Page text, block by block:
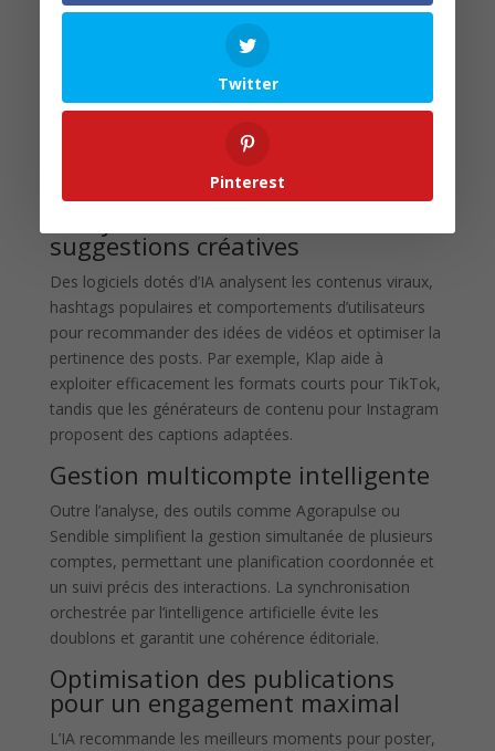
Exploiter l’intelligence artificielle pour booster
l’engagement sur TikTok et Instagram
TikTok et Instagram, en forte croissance, sont
devenus des terrains de jeu privilégiés où l’IA peut
amplifier considérablement l’impact de vos
publications. L’expertise technologique combinée à une
stratégie fine garantit une visibilité accrue et une
interaction profonde avec les communautés.
suggestions créatives
Des logiciels dotés d’IA analysent les contenus viraux,
hashtags populaires et comportements d’utilisateurs
pour recommander des idées de vidéos et optimiser la
pertinence des posts. Par exemple, Klap aide à
exploiter efficacement les formats courts pour TikTok,
tandis que les générateurs de contenu pour Instagram
proposent des captions adaptées.
Gestion multicompte intelligente
Outre l’analyse, des outils comme Agorapulse ou
Sendible simplifient la gestion simultanée de plusieurs
comptes, permettant une planification coordonnée et
un suivi précis des interactions. La synchronisation
orchestrée par l’intelligence artificielle évite les
doublons et garantit une cohérence éditoriale.
Optimisation des publications
pour un engagement maximal
L’IA recommande les meilleurs moments pour poster,
Twitter
Pinterest